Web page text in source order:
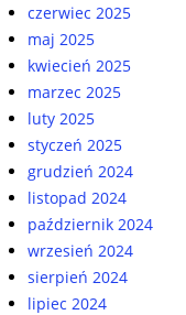
czerwiec 2025
maj 2025
kwiecień 2025
marzec 2025
luty 2025
styczeń 2025
grudzień 2024
listopad 2024
październik 2024
wrzesień 2024
sierpień 2024
lipiec 2024